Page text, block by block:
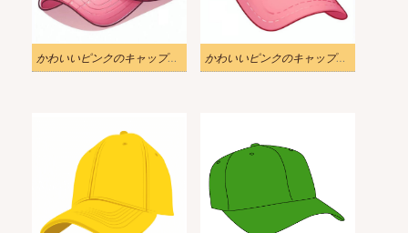
かわいいピンクのキャップのイラスト かわいいピンクのキャップイラスト無料